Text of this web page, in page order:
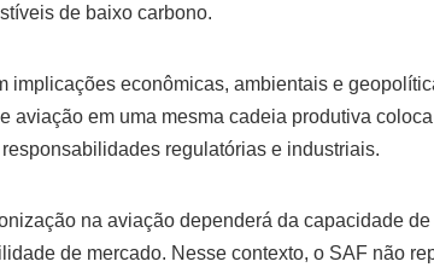
de baixo carbono.
implicações econômicas, ambientais e
aviação em uma mesma cadeia produtiva
regulatórias e industriais.
na aviação dependerá da capacidade
de mercado. Nesse contexto, o SAF não